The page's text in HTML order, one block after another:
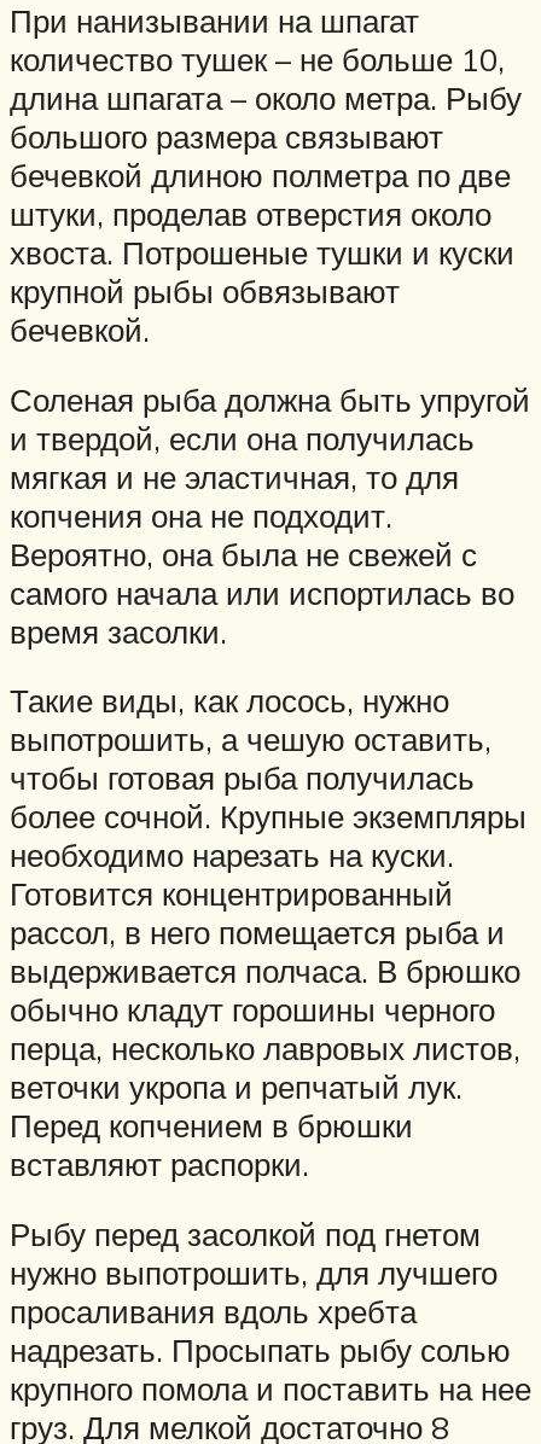
При нанизывании на шпагат
количество тушек – не больше 10,
длина шпагата – около метра. Рыбу
большого размера связывают
бечевкой длиною полметра по две
штуки, проделав отверстия около
хвоста. Потрошеные тушки и куски
крупной рыбы обвязывают
бечевкой.
Соленая рыба должна быть упругой
и твердой, если она получилась
мягкая и не эластичная, то для
копчения она не подходит.
Вероятно, она была не свежей с
самого начала или испортилась во
время засолки.
Такие виды, как лосось, нужно
выпотрошить, а чешую оставить,
чтобы готовая рыба получилась
более сочной. Крупные экземпляры
необходимо нарезать на куски.
Готовится концентрированный
рассол, в него помещается рыба и
выдерживается полчаса. В брюшко
обычно кладут горошины черного
перца, несколько лавровых листов,
веточки укропа и репчатый лук.
Перед копчением в брюшки
вставляют распорки.
Рыбу перед засолкой под гнетом
нужно выпотрошить, для лучшего
просаливания вдоль хребта
надрезать. Просыпать рыбу солью
крупного помола и поставить на нее
груз. Для мелкой достаточно 8